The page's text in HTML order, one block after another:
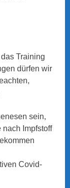
Training
dürfen wir
sein,
Impfstoff
Covid-